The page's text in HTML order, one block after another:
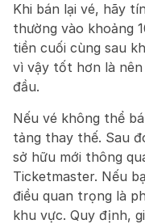
Khi bán lại vé, hãy
thường vào khoảng
tiền cuối cùng sau
vì vậy tốt hơn là
đầu.
Nếu vé không thể
tảng thay thế. Sau
sở hữu mới thông
Ticketmaster. Nếu
điều quan trọng là
khu vực. Quy định,